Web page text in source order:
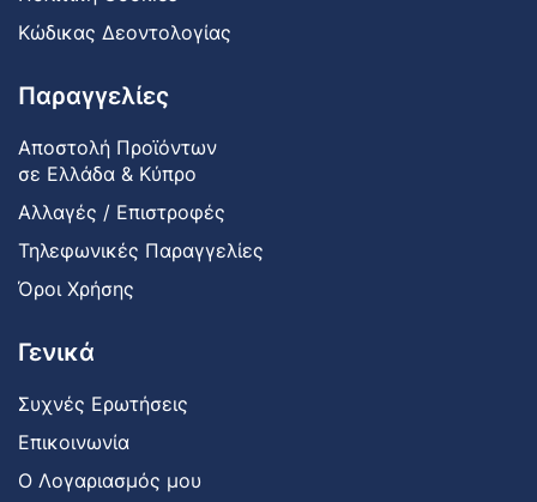
Κώδικας Δεοντολογίας
Παραγγελίες
Αποστολή Προϊόντων
σε Ελλάδα & Κύπρο
Αλλαγές / Επιστροφές
Τηλεφωνικές Παραγγελίες
Όροι Χρήσης
Γενικά
Συχνές Ερωτήσεις
Επικοινωνία
Ο Λογαριασμός μου